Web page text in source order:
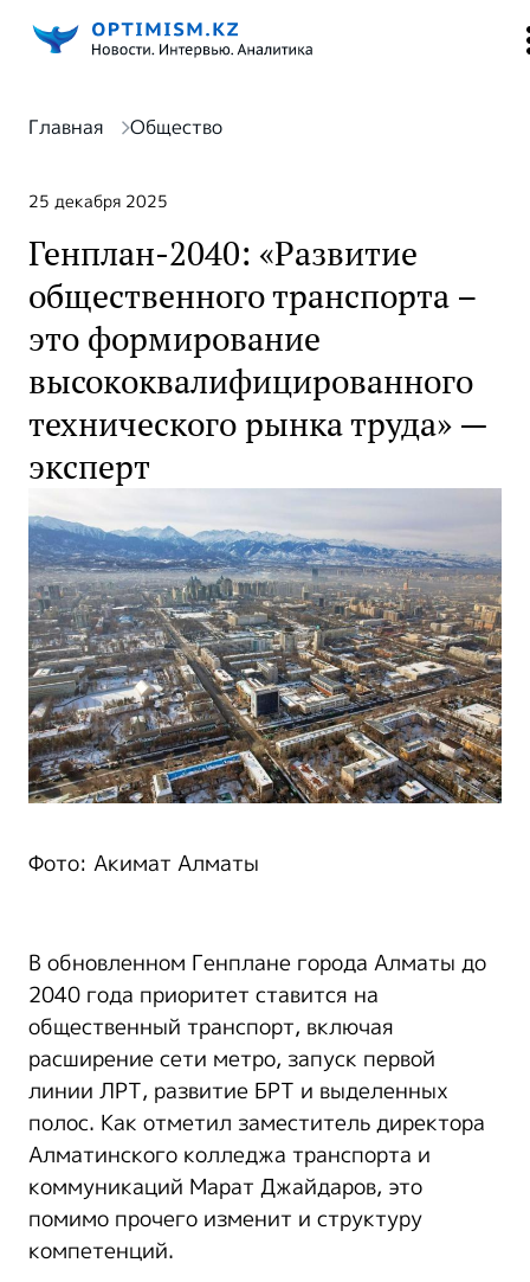
Главная Общество
25 декабря 2025
Генплан-2040: «Развитие
общественного транспорта –
это формирование
высококвалифицированного
технического рынка труда» —
эксперт
Фото: Акимат Алматы
В обновленном Генплане города Алматы до
2040 года приоритет ставится на
общественный транспорт, включая
расширение сети метро, запуск первой
линии ЛРТ, развитие БРТ и выделенных
полос. Как отметил заместитель директора
Алматинского колледжа транспорта и
коммуникаций Марат Джайдаров, это
помимо прочего изменит и структуру
компетенций.